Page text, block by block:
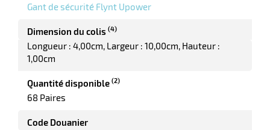
Gant de sécurité Flynt Upower
Dimension du colis (4)
Longueur : 4,00cm Largeur : 10,00cm Hauteur :
1,00cm
Quantité disponible (2)
68 Paires
Code Douanier